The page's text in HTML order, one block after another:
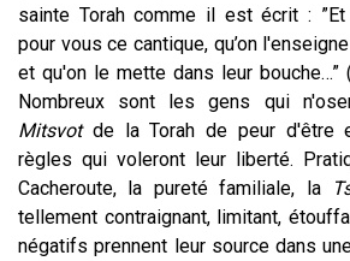
sainte Torah comme il est écrit : ”Et
pour vous ce cantique, qu’on
et qu'on le mette dans leur bouche…”
Nombreux sont les gens qui
Mitsvotde la Torah de peur d'être
règles qui voleront leur liberté.
Cacheroute, la pureté familiale, la
tellement contraignant, limitant,
négatifs prennent leur source dans